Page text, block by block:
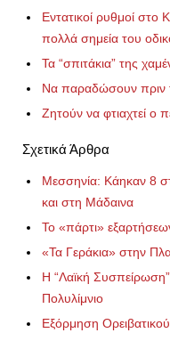
Εντατικοί ρυθμοί
πολλά σημεία του
Τα “σπιτάκια” της
Να παραδώσουν πριν
Ζητούν να φτιαχτεί ο
Σχετικά Άρθρα
Μεσσηνία: Κάηκαν 8
και στη Μάδαινα
Το «πάρτι»
«Τα Γεράκια» στην
Η “Λαϊκή
Πολυλίμνιο
Εξόρμηση